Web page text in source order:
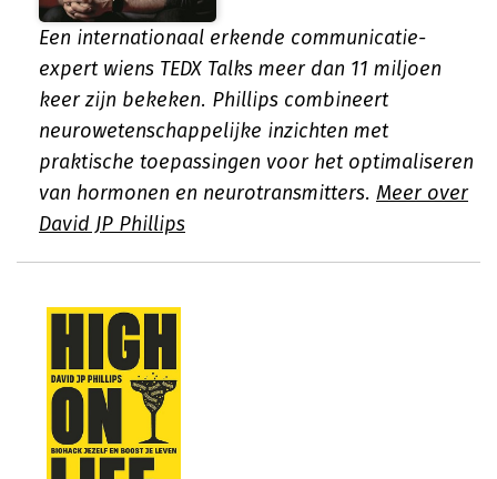
Een internationaal erkende communicatie-
expert wiens TEDX Talks meer dan 11 miljoen
keer zijn bekeken. Phillips combineert
neurowetenschappelijke inzichten met
praktische toepassingen voor het optimaliseren
van hormonen en neurotransmitters. Meer over
David JP Phillips